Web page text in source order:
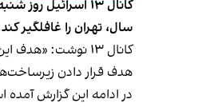
کانال ۱۳
سال، تهران را غافلگیر
کانال ۱۳ نوشت:
هدف قرار دادن
در ادامه این گزارش